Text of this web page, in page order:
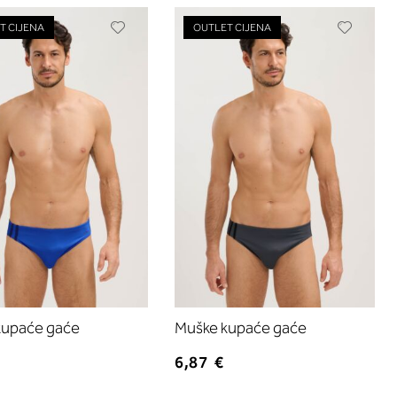
CIJENA
gaće
OUTLET CIJENA
Muške kupaće gaće
6,87 €